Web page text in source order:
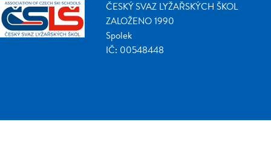
ČESKÝ SVAZ LYŽAŘSKÝCH ŠKOL
ZALOŽENO 1990
Spolek
IČ: 00548448